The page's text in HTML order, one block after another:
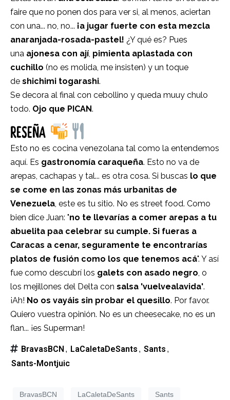
faire que no ponen dos para ver si, al menos, aciertan
con una... no, no... ¡a jugar fuerte con esta mezcla
anaranjada-rosada-pastel! ¿Y qué es? Pues
una ajonesa con ají, pimienta aplastada con
cuchillo (no es molida, me insisten) y un toque
de shichimi togarashi.
Se decora al final con cebollino y queda muuy chulo
todo. Ojo que PICAN.
RESEÑA
Esto no es cocina venezolana tal como la entendemos
aquí. Es gastronomía caraqueña. Esto no va de
arepas, cachapas y tal... es otra cosa. Si buscas lo que
se come en las zonas más urbanitas de
Venezuela , este es tu sitio. No es street food. Como
bien dice Juan: "no te llevarías a comer arepas a tu
abuelita paa celebrar su cumple. Si fueras a
Caracas a cenar, seguramente te encontrarías
platos de fusión como los que tenemos acá". Y así
fue como descubrí los galets con asado negro , o
los mejillones del Delta con salsa 'vuelvealavida'.
¡Ah! No os vayáis sin probar el quesillo. Por favor.
Quiero vuestra opinión. No es un cheesecake, no es un
flan... ¡es Superman!
BravasBCN , LaCaletaDeSants , Sants ,
Sants-Montjuic
BravasBCN LaCaletaDeSants Sants